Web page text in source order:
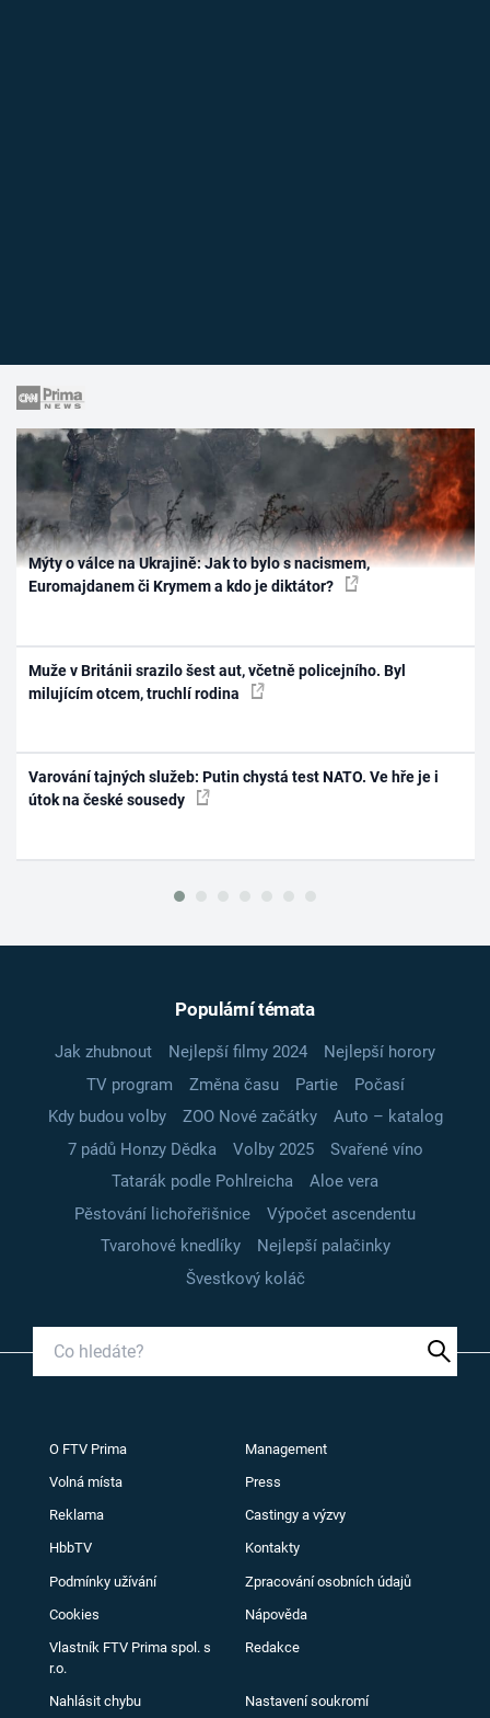
Mýty o válce na Ukrajině: Jak to bylo s nacismem,
Euromajdanem či Krymem a kdo je diktátor?
Muže v Británii srazilo šest aut, včetně policejního. Byl
milujícím otcem, truchlí rodina
Varování tajných služeb: Putin chystá test NATO. Ve hře je i
útok na české sousedy
Populární témata
Jak zhubnout Nejlepší filmy 2024
Nejlepší horory
TV program
Změna času Partie
Počasí
Kdy budou volby
ZOO Nové začátky
Auto – katalog
7 pádů Honzy Dědka
Volby 2025
Svařené víno
Tatarák podle Pohlreicha
Aloe vera
Pěstování lichořeřišnice
Výpočet ascendentu
Tvarohové knedlíky
Nejlepší palačinky
Švestkový koláč
O FTV Prima Management
Volná místa Press
Reklama Castingy a výzvy
HbbTV Kontakty
Podmínky užívání Zpracování osobních údajů
Cookies Nápověda
Vlastník FTV Prima spol. s
r.o.
Redakce
Nahlásit chybu Nastavení soukromí